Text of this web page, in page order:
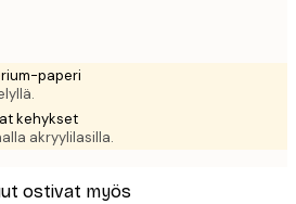
paperi
kehykset
akryylilasilla.
ostivat myös